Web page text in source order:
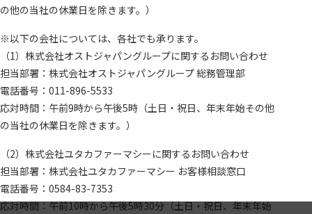
の他の当社の休業日を除きます。）
※以下の会社については、各社でも承ります。
（1）株式会社オストジャパングループに関するお問い合わせ
担当部署：株式会社オストジャパングループ 総務管理部
電話番号：011-896-5533
応対時間：午前9時から午後5時（土日・祝日、年末年始その他
の当社の休業日を除きます。）
（2）株式会社ユタカファーマシーに関するお問い合わせ
担当部署：株式会社ユタカファーマシー お客様相談窓口
電話番号：0584-83-7353
応対時間：午前10時から午後5時30分（土日・祝日、年末年始